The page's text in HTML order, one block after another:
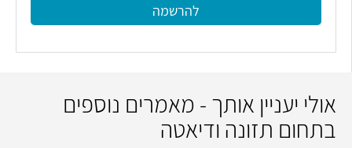
להרשמה
אולי יעניין אותך - מאמרים נוספים
בתחום תזונה ודיאטה